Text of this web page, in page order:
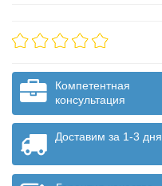
Компетентная
консультация
Доставим за 1-3 дня